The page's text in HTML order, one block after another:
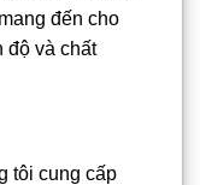
đến cho
độ và chất
tôi cung cấp